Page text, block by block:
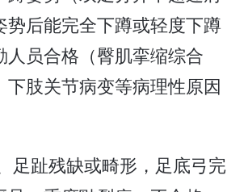
势后能完全下蹲或轻度下蹲
人员合格（臀肌挛缩综合
下肢关节病变等病理性原因
足趾残缺或畸形，足底弓完